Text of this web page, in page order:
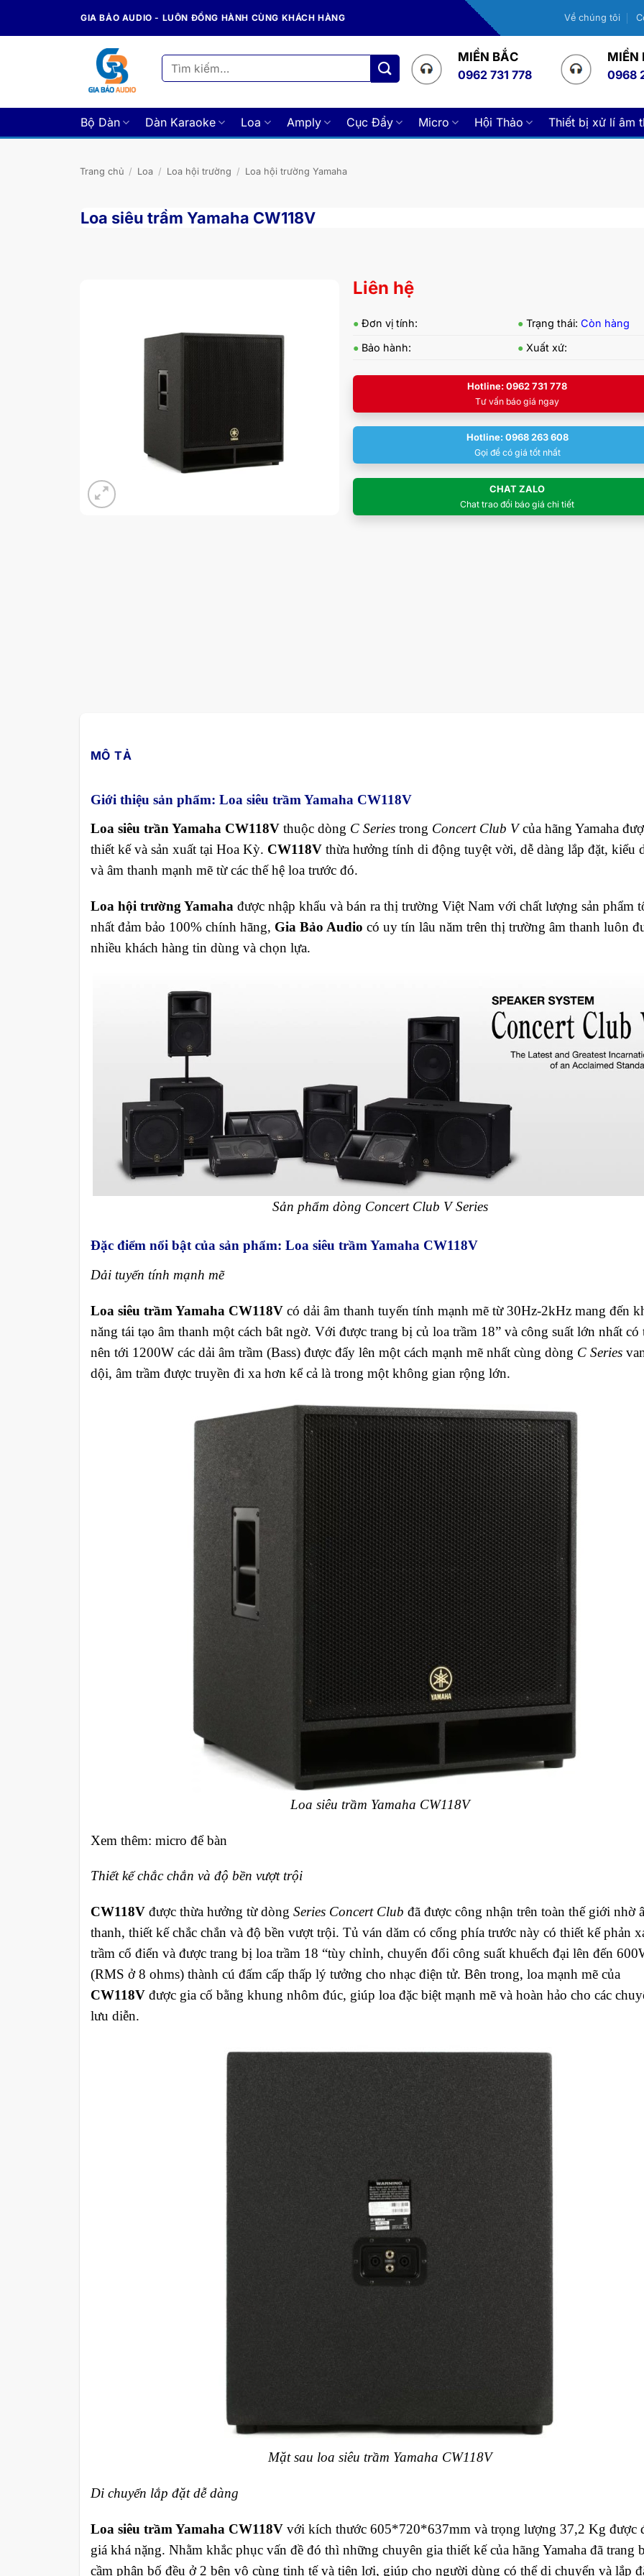
GIA BẢO AUDIO - LUÔN ĐỒNG HÀNH CÙNG KHÁCH HÀNG Về chúng tôi
Tìm
kiếm:
MIỀN BẮC
0962 731 778
MIỀN
0968
Bộ Dàn Dàn Karaoke Loa Amply Cục Đẩy Micro Hội Thảo Thiết bị xử lí âm
Trang chủ / Loa / Loa hội trường / Loa hội trường Yamaha
Loa siêu trầm Yamaha CW118V
Liên hệ
●Đơn vị tính: ● Trạng thái: Còn hàng
● Bảo hành: ● Xuất xứ:
Hotline: 0962 731 778
Tư vấn báo giá ngay
Hotline: 0968 263 608
Gọi để có giá tốt nhất
CHAT ZALO
Chat trao đổi báo giá chi tiết
MÔ TẢ
Giới thiệu sản phẩm: Loa siêu trầm Yamaha CW118V
Loa siêu trần Yamaha CW118Vthuộc dòng C Seriestrong Concert Club Vcủa hãng Yamaha
thiết kế và sản xuất tại Hoa Kỳ. CW118Vthừa hưởng tính di động tuyệt vời, dễ dàng lắp đặt, kiểu
và âm thanh mạnh mẽ từ các thế hệ loa trước đó.
Loa hội trường Yamaha được nhập khẩu và bán ra thị trường Việt Nam với chất lượng sản phẩm
nhất đảm bảo 100% chính hãng, Gia Bảo Audio có uy tín lâu năm trên thị trường âm thanh luôn
nhiều khách hàng tin dùng và chọn lựa.
Sản phẩm dòng Concert Club V Series
Đặc điểm nổi bật của sản phẩm: Loa siêu trầm Yamaha CW118V
Dải tuyến tính mạnh mẽ
Loa siêu trầm Yamaha CW118Vcó dải âm thanh tuyến tính mạnh mẽ từ 30Hz-2kHz mang đến
năng tái tạo âm thanh một cách bât ngờ. Với được trang bị củ loa trầm 18” và công suất lớn nhất có
nên tới 1200W các dải âm trầm (Bass) được đẩy lên một cách mạnh mẽ nhất cùng dòng C Series
dội, âm trầm được truyền đi xa hơn kể cả là trong một không gian rộng lớn.
Loa siêu trầm Yamaha CW118V
Xem thêm: micro để bàn
Thiết kế chắc chắn và độ bền vượt trội
CW118Vđược thừa hưởng từ dòng Series Concert Club đã được công nhận trên toàn thế giới nhờ
thanh, thiết kế chắc chắn và độ bền vượt trội. Tủ ván dăm có cổng phía trước này có thiết kế phản
trầm cổ điển và được trang bị loa trầm 18 “tùy chỉnh, chuyển đổi công suất khuếch đại lên đến
(RMS ở 8 ohms) thành cú đấm cấp thấp lý tưởng cho nhạc điện tử. Bên trong, loa mạnh mẽ của
CW118Vđược gia cố bằng khung nhôm đúc, giúp loa đặc biệt mạnh mẽ và hoàn hảo cho các
lưu diễn.
Mặt sau loa siêu trầm Yamaha CW118V
Di chuyển lắp đặt dễ dàng
Loa siêu trầm Yamaha CW118V với kích thước 605*720*637mm và trọng lượng 37,2 Kg được
giá khá nặng. Nhằm khắc phục vấn đề đó thì những chuyên gia thiết kế của hãng Yamaha đã trang
cầm phân bố đều ở 2 bên vô cùng tinh tế và tiện lợi, giúp cho người dùng có thể di chuyển và lắp